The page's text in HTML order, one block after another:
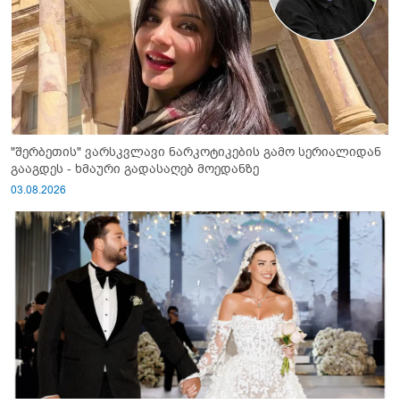
"შერბეთის" ვარსკვლავი ნარკოტიკების გამო სერიალიდან
გააგდეს - ხმაური გადასაღებ მოედანზე
03.08.2026